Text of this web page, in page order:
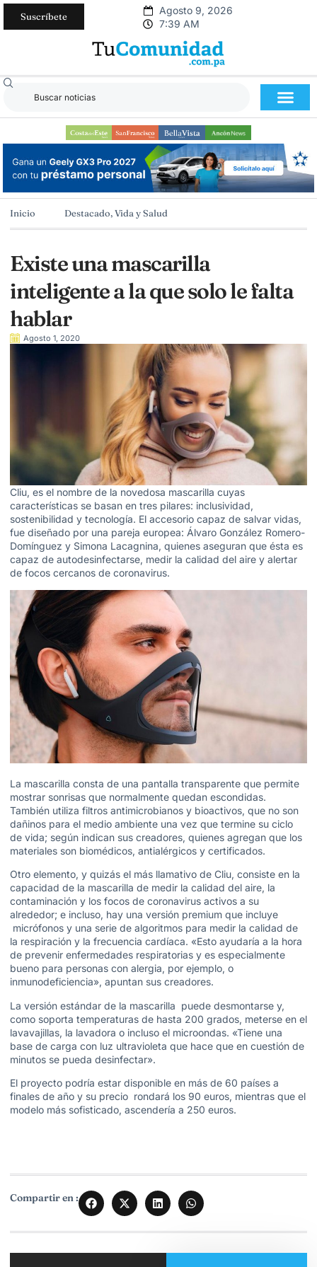
Suscríbete
Agosto 9, 2026
7:39 AM
Inicio Destacado,Vida y Salud
Existe una mascarilla
inteligente a la que solo le falta
hablar
Agosto 1, 2020
Cliu, es el nombre de la novedosa mascarilla cuyas
características se basan en tres pilares: inclusividad,
sostenibilidad y tecnología. El accesorio capaz de salvar vidas,
fue diseñado por una pareja europea: Álvaro González Romero-
Domínguez y Simona Lacagnina, quienes aseguran que ésta es
capaz de autodesinfectarse, medir la calidad del aire y alertar
de focos cercanos de coronavirus.
La mascarilla consta de una pantalla transparente que permite
mostrar sonrisas que normalmente quedan escondidas.
También utiliza filtros antimicrobianos y bioactivos, que no son
dañinos para el medio ambiente una vez que termine su ciclo
de vida; según indican sus creadores, quienes agregan que los
materiales son biomédicos, antialérgicos y certificados.
Otro elemento, y quizás el más llamativo de Cliu, consiste en la
capacidad de la mascarilla de medir la calidad del aire, la
contaminación y los focos de coronavirus activos a su
alrededor; e incluso, hay una versión premium que incluye
micrófonos y una serie de algoritmos para medir la calidad de
la respiración y la frecuencia cardíaca. «Esto ayudaría a la hora
de prevenir enfermedades respiratorias y es especialmente
bueno para personas con alergia, por ejemplo, o
inmunodeficiencia», apuntan sus creadores.
La versión estándar de la mascarilla puede desmontarse y,
como soporta temperaturas de hasta 200 grados, meterse en el
lavavajillas, la lavadora o incluso el microondas. «Tiene una
base de carga con luz ultravioleta que hace que en cuestión de
minutos se pueda desinfectar».
El proyecto podría estar disponible en más de 60 países a
finales de año y su precio rondará los 90 euros, mientras que el
modelo más sofisticado, ascendería a 250 euros.
Compartir en :